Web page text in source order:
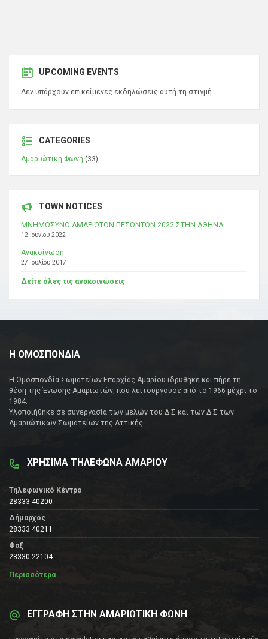
UPCOMING EVENTS
Δεν υπάρχουν επικείμενες εκδηλώσεις αυτή τη στιγμή.
CATEGORIES
Αμαριώτικη Φωνή (33)
TOWN NOTICES
ΜΝΗΜΟΣΥΝΟ ΑΜΑΡΙΩΤΩΝ ΠΕΣΟΝΤΩΝ 2022 ΣΤΗΝ ΑΘΗΝΑ
12 Ιουνίου 2022
Ανακοίνωση
27 Ιουλίου 2017
Δείτε όλες τις ανακοινώσεις
Η ΟΜΟΣΠΟΝΔΙΑ
Η Ομοσπονδία Σωματείων Επαρχίας Αμαρίου ιδρύθηκε και πήρε τη
θέση της Ένωσης Αμαριωτών, που λειτουργούσε από το 1966 μέχρι το
1984.
Υλοποιήθηκε σε συνεργασία των μελών του Δ.Σ και των Δ.Σ των
Αμαριώτικων Σωματείων της Αττικής.
ΧΡΗΣΙΜΑ ΤΗΛΕΦΩΝΑ ΑΜΑΡΙΟΥ
Τηλεφωνικό Κέντρο
28333 40200
Δήμαρχος
28333 40211
Φαξ
28330 22104
Περισσότερα
ΕΓΓΡΑΦΗ ΣΤΗΝ ΑΜΑΡΙΩΤΙΚΗ ΦΩΝΗ